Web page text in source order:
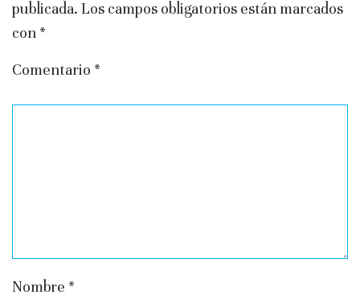
publicada. Los campos obligatorios están marcados
con *
Comentario *
Nombre *